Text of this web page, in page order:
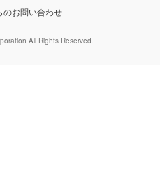
のお問い合わせ
All Rights Reserved.